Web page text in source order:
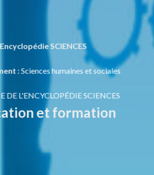
Encyclopédie SCIENCES
:Sciences humaines et sociales
DE L'ENCYCLOPÉDIE SCIENCES
et formation